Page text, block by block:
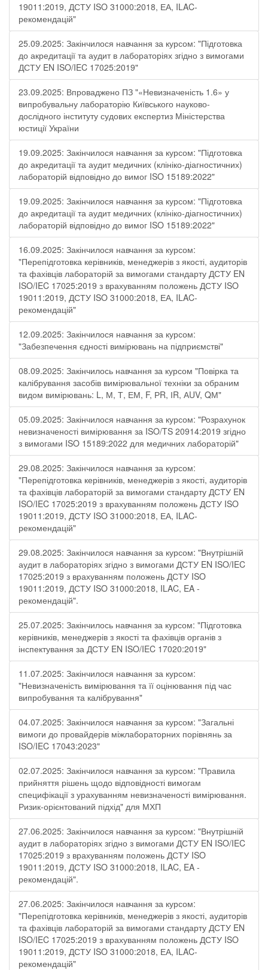
19011:2019, ДСТУ ISO 31000:2018, ЕА, ILAC-
рекомендацій"
25.09.2025: Закінчилося навчання за курсом: "Підготовка
до акредитації та аудит в лабораторіях згідно з вимогами
ДСТУ EN ISO/IEC 17025:2019"
23.09.2025: Впроваджено ПЗ "«Невизначеність 1.6» у
випробувальну лабораторію Київського науково-
дослідного інституту судових експертиз Міністерства
юстиції України
19.09.2025: Закінчилося навчання за курсом: "Підготовка
до акредитації та аудит медичних (клініко-діагностичних)
лабораторій відповідно до вимог ISO 15189:2022"
19.09.2025: Закінчилося навчання за курсом: "Підготовка
до акредитації та аудит медичних (клініко-діагностичних)
лабораторій відповідно до вимог ISO 15189:2022"
16.09.2025: Закінчилося навчання за курсом:
"Перепідготовка керівників, менеджерів з якості, аудиторів
та фахівців лабораторій за вимогами стандарту ДСТУ EN
ISO/IEC 17025:2019 з врахуванням положень ДСТУ ISO
19011:2019, ДСТУ ISO 31000:2018, ЕА, ILAC-
рекомендацій"
12.09.2025: Закінчилося навчання за курсом:
"Забезпечення єдності вимірювань на підприємстві"
08.09.2025: Закінчилось навчання за курсом "Повірка та
калібрування засобів вимірювальної техніки за обраним
видом вимірювань: L, М, Т, ЕМ, F, РR, ІR, АUV, QМ"
05.09.2025: Закінчилося навчання за курсом: "Розрахунок
невизначеності вимірювання за ISO/TS 20914:2019 згідно
з вимогами ISO 15189:2022 для медичних лабораторій"
29.08.2025: Закінчилося навчання за курсом:
"Перепідготовка керівників, менеджерів з якості, аудиторів
та фахівців лабораторій за вимогами стандарту ДСТУ EN
ISO/IEC 17025:2019 з врахуванням положень ДСТУ ISO
19011:2019, ДСТУ ISO 31000:2018, ЕА, ILAC-
рекомендацій"
29.08.2025: Закінчилося навчання за курсом: "Внутрішній
аудит в лабораторіях згідно з вимогами ДСТУ EN ISO/IEC
17025:2019 з врахуванням положень ДСТУ ISO
19011:2019, ДСТУ ISO 31000:2018, ILAC, EA -
рекомендацій".
25.07.2025: Закінчилось навчання за курсом: "Підготовка
керівників, менеджерів з якості та фахівців органів з
інспектування за ДСТУ EN ISO/IEC 17020:2019"
11.07.2025: Закінчилося навчання за курсом:
"Невизначеність вимірювання та її оцінювання під час
випробування та калібрування"
04.07.2025: Закінчилося навчання за курсом: "Загальні
вимоги до провайдерів міжлабораторних порівнянь за
ISO/IEC 17043:2023"
02.07.2025: Закінчилося навчання за курсом: "Правила
прийняття рішень щодо відповідності вимогам
специфікації з урахуванням невизначеності вимірювання.
Ризик-орієнтований підхід" для МХП
27.06.2025: Закінчилося навчання за курсом: "Внутрішній
аудит в лабораторіях згідно з вимогами ДСТУ EN ISO/IEC
17025:2019 з врахуванням положень ДСТУ ISO
19011:2019, ДСТУ ISO 31000:2018, ILAC, EA -
рекомендацій".
27.06.2025: Закінчилося навчання за курсом:
"Перепідготовка керівників, менеджерів з якості, аудиторів
та фахівців лабораторій за вимогами стандарту ДСТУ EN
ISO/IEC 17025:2019 з врахуванням положень ДСТУ ISO
19011:2019, ДСТУ ISO 31000:2018, ЕА, ILAC-
рекомендацій"